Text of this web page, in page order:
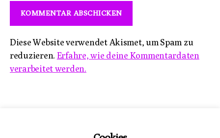
Diese Website verwendet Akismet, um Spam zu
reduzieren. Erfahre, wie deine Kommentardaten
verarbeitet werden.